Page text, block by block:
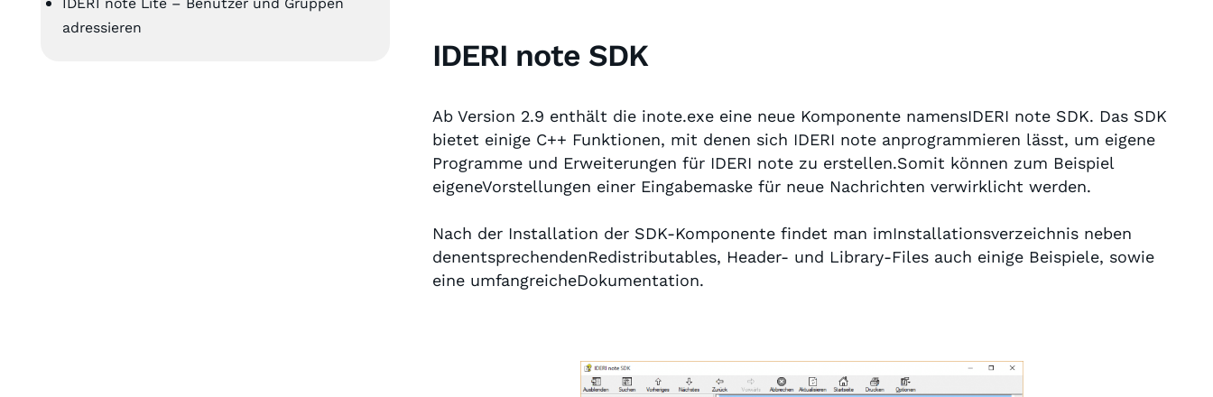
adressieren
IDERI note SDK
Ab Version 2.9 enthält die inote.exe eine neue Komponente namensIDERI note SDK. Das SDK
bietet einige C++ Funktionen, mit denen sich IDERI note anprogrammieren lässt, um eigene
Programme und Erweiterungen für IDERI note zu erstellen.Somit können zum Beispiel
eigeneVorstellungen einer Eingabemaske für neue Nachrichten verwirklicht werden.
Nach der Installation der SDK-Komponente findet man imInstallationsverzeichnis neben
denentsprechendenRedistributables, Header- und Library-Files auch einige Beispiele, sowie
eine umfangreicheDokumentation.